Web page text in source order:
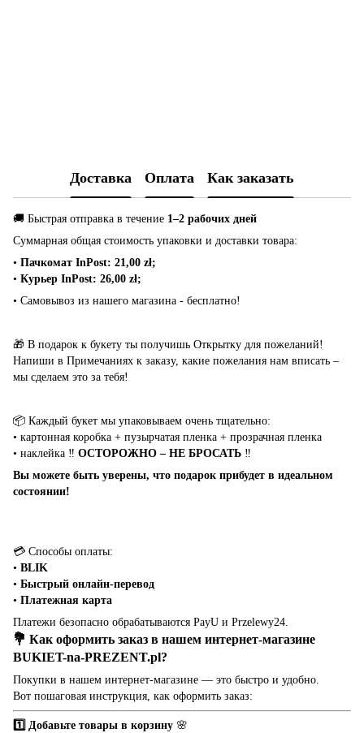
Доставка Оплата Как заказать
🚚 Быстрая отправка в течение 1–2 рабочих дней
Суммарная общая стоимость упаковки и доставки товара:
• Пачкомат InPost: 21,00 zł;
• Курьер InPost: 26,00 zł;
• Самовывоз из нашего магазина - бесплатно!
🎁 В подарок к букету ты получишь Открытку для пожеланий!
Напиши в Примечаниях к заказу, какие пожелания нам вписать –
мы сделаем это за тебя!
📦 Каждый букет мы упаковываем очень тщательно:
• картонная коробка + пузырчатая пленка + прозрачная пленка
• наклейка ‼️ ОСТОРОЖНО – НЕ БРОСАТЬ ‼️
Вы можете быть уверены, что подарок прибудет в идеальном
состоянии!
💳 Способы оплаты:
• BLIK
• Быстрый онлайн-перевод
• Платежная карта
Платежи безопасно обрабатываются PayU и Przelewy24.
💐 Как оформить заказ в нашем интернет-магазине
BUKIET-na-PREZENT.pl?
Покупки в нашем интернет-магазине — это быстро и удобно.
Вот пошаговая инструкция, как оформить заказ:
1️⃣ Добавьте товары в корзину 🌸